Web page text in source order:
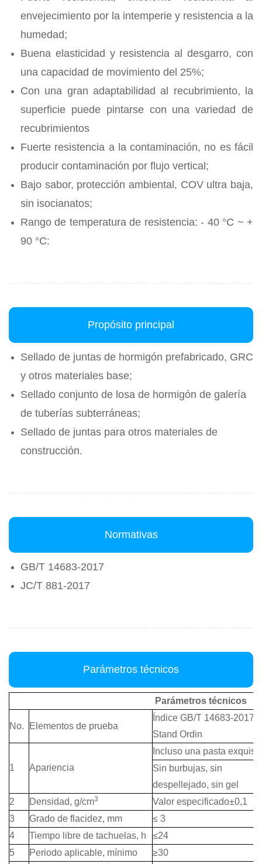
envejecimiento por la intemperie y resistencia a la
humedad;
Buena elasticidad y resistencia al desgarro, con
una capacidad de movimiento del 25%;
Con una gran adaptabilidad al recubrimiento, la
superficie puede pintarse con una variedad de
recubrimientos
Fuerte resistencia a la contaminación, no es fácil
producir contaminación por flujo vertical;
Bajo sabor, protección ambiental, COV ultra baja,
sin isocianatos;
Rango de temperatura de resistencia: - 40 °C ~ +
90 °C:
Propósito principal
Sellado de juntas de hormigón prefabricado, GRC
y otros materiales base;
Sellado conjunto de losa de hormigón de galería
de tuberías subterráneas;
Sellado de juntas para otros materiales de
construcción.
Normativas
GB/T 14683-2017
JC/T 881-2017
Parámetros técnicos
Parámetros técnicos
No. Elementos de prueba
Índice GB/T 14683-2017
Stand Ordin
1 Apariencia
Incluso una pasta
Sin burbujas, sin
despellejado, sin gel
2
Densidad, g/cm3
Valor especificado±0,1
3
Grado de flacidez, mm
≤ 3
4
Tiempo libre de tachuelas, h
≤24
5
Periodo aplicable, mínimo ≥30